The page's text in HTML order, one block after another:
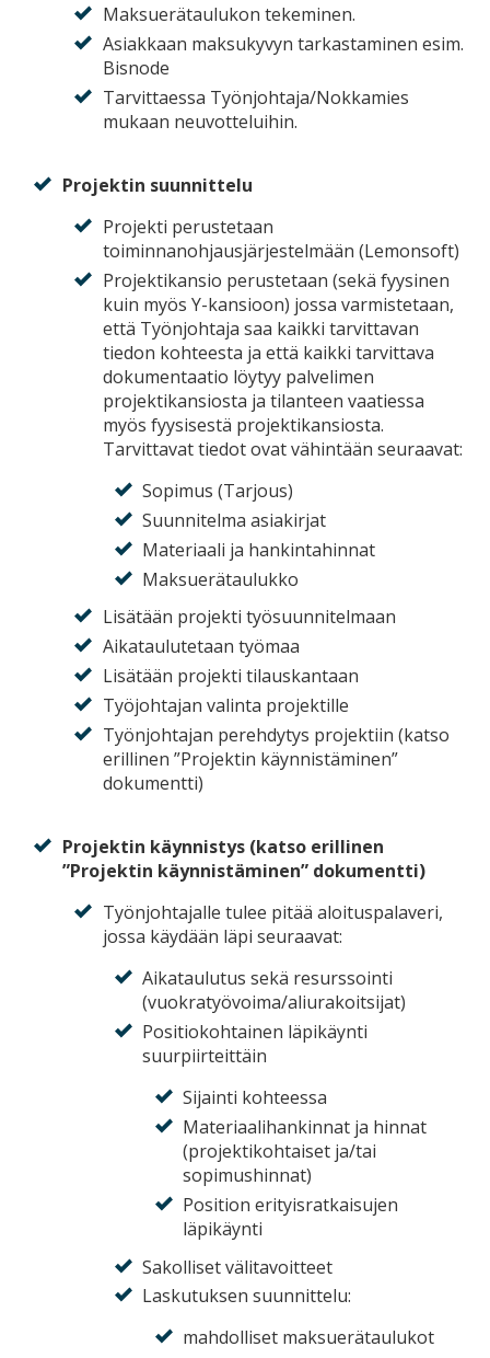
Maksuerätaulukon tekeminen.
Asiakkaan maksukyvyn tarkastaminen esim.
Bisnode
Tarvittaessa Työnjohtaja/Nokkamies
mukaan neuvotteluihin.
Projektin suunnittelu
Projekti perustetaan
toiminnanohjausjärjestelmään (Lemonsoft)
Projektikansio perustetaan (sekä fyysinen
kuin myös Y-kansioon) jossa varmistetaan,
että Työnjohtaja saa kaikki tarvittavan
tiedon kohteesta ja että kaikki tarvittava
dokumentaatio löytyy palvelimen
projektikansiosta ja tilanteen vaatiessa
myös fyysisestä projektikansiosta.
Tarvittavat tiedot ovat vähintään seuraavat:
Sopimus (Tarjous)
Suunnitelma asiakirjat
Materiaali ja hankintahinnat
Maksuerätaulukko
Lisätään projekti työsuunnitelmaan
Aikataulutetaan työmaa
Lisätään projekti tilauskantaan
Työjohtajan valinta projektille
Työnjohtajan perehdytys projektiin (katso
erillinen ”Projektin käynnistäminen”
dokumentti)
Projektin käynnistys (katso erillinen
”Projektin käynnistäminen” dokumentti)
Työnjohtajalle tulee pitää aloituspalaveri,
jossa käydään läpi seuraavat:
Aikataulutus sekä resurssointi
(vuokratyövoima/aliurakoitsijat)
Positiokohtainen läpikäynti
suurpiirteittäin
Sijainti kohteessa
Materiaalihankinnat ja hinnat
(projektikohtaiset ja/tai
sopimushinnat)
Position erityisratkaisujen
läpikäynti
Sakolliset välitavoitteet
Laskutuksen suunnittelu:
mahdolliset maksuerätaulukot